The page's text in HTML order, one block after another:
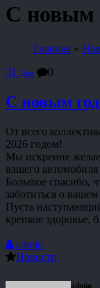
С новым
Главная »
31 Дек 0
С новым
От всего
2026 годом!
Мы искренне
вашего
Большое спасибо,
заботиться о
Пусть
крепкое здоровье,
admin
Новости
admin